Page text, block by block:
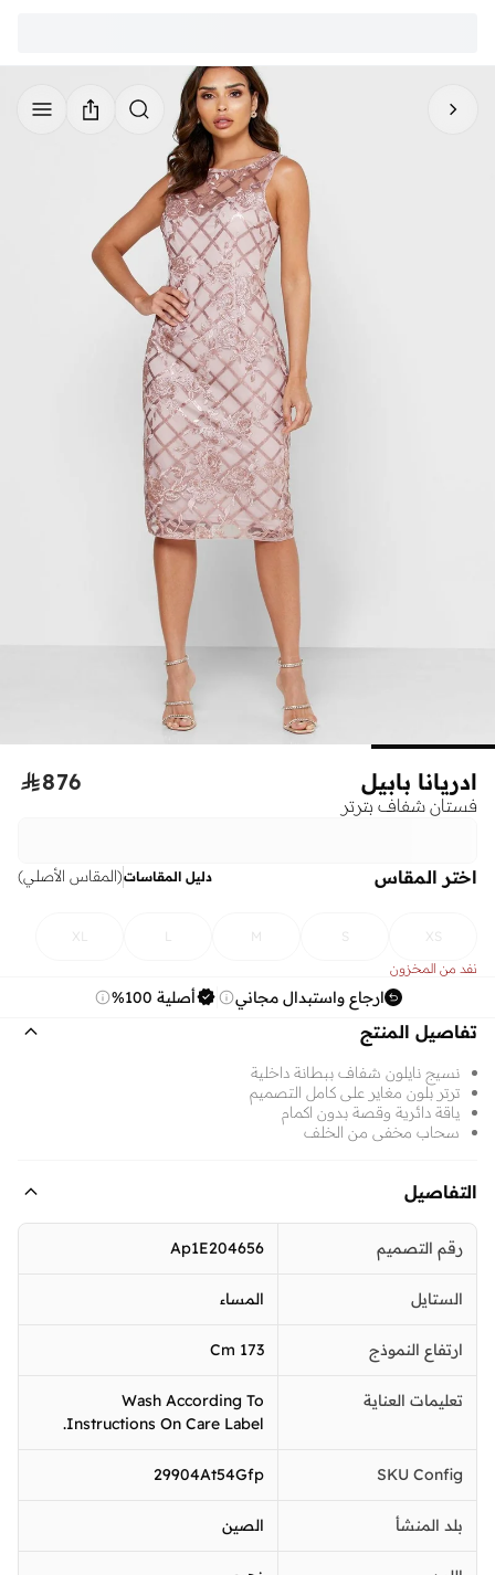
ادريانا بابيل
فستان شفاف بترتر
876
اختر المقاس دليل المقاسات(المقاس الأصلي)
XS
S
M
L
XL
نفد من المخزون
ارجاع واستبدال مجاني أصلية 100%
تفاصيل المنتج
نسيج نايلون شفاف ببطانة داخلية
ترتر بلون مغاير على كامل التصميم
ياقة دائرية وقصة بدون اكمام
سحاب مخفي من الخلف
التفاصيل
رقم التصميم Ap1E204656
الستايل المساء
ارتفاع النموذج 173 Cm
تعليمات العناية
Wash According To
Instructions On Care Label.
SKU Config
29904At54Gfp
بلد المنشأ الصين